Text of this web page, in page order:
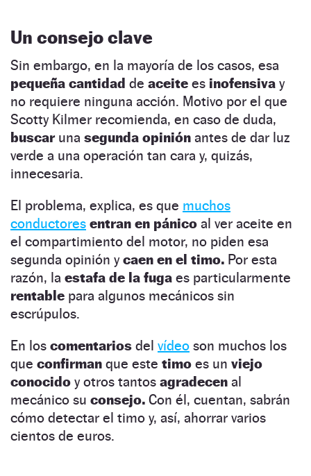
Un consejo clave
Sin embargo, en la mayoría de los casos, esa
pequeña cantidad de aceite es inofensiva y
no requiere ninguna acción. Motivo por el que
Scotty Kilmer recomienda, en caso de duda,
buscar una segunda opinión antes de dar luz
verde a una operación tan cara y, quizás,
innecesaria.
El problema, explica, es que muchos
conductores entran en pánico al ver aceite en
el compartimiento del motor, no piden esa
segunda opinión ycaen en el timo. Por esta
razón, la estafa de la fuga es particularmente
rentable para algunos mecánicos sin
escrúpulos.
En los comentarios del vídeo son muchos los
que confirman que este timo es un viejo
conocido y otros tantos agradecen al
mecánico su consejo. Con él, cuentan, sabrán
cómo detectar el timo y, así, ahorrar varios
cientos de euros.